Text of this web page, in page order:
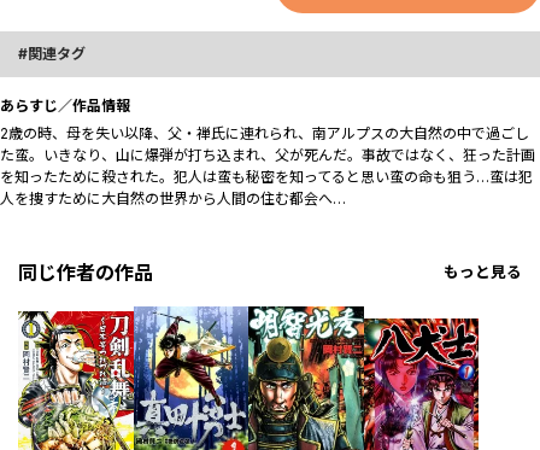
関連タグ
あらすじ／作品情報
2歳の時、母を失い以降、父・禅氏に連れられ、南アルプスの大自然の中で過ごし
た蛮。いきなり、山に爆弾が打ち込まれ、父が死んだ。事故ではなく、狂った計画
を知ったために殺された。犯人は蛮も秘密を知ってると思い蛮の命も狙う…蛮は犯
人を捜すために大自然の世界から人間の住む都会へ…
同じ作者の作品 もっと見る